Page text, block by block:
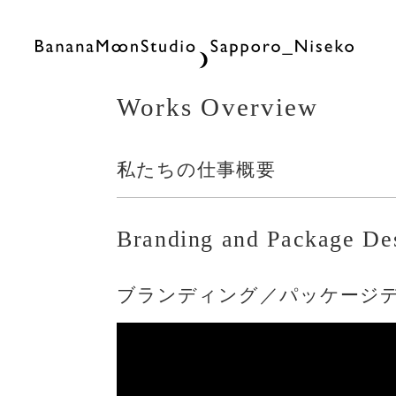
Works Overview
私たちの仕事概要
Branding and Package
ブランディング／パッケージ